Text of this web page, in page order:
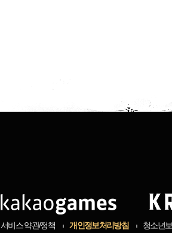
서비스 약관/정책 개인정보처리방침 청소년